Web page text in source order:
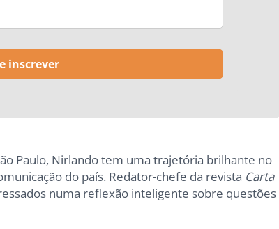
Paulo, Nirlando tem uma trajetória brilhante no
do país. Redator-chefe da revista Carta
numa reflexão inteligente sobre questões